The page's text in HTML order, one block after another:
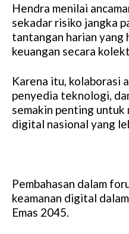
Hendra menilai
sekadar risiko jangka
tantangan harian yang
keuangan secara
Karena itu, kolaborasi
penyedia teknologi,
semakin penting untuk
digital nasional yang
Pembahasan dalam
keamanan digital
Emas 2045.